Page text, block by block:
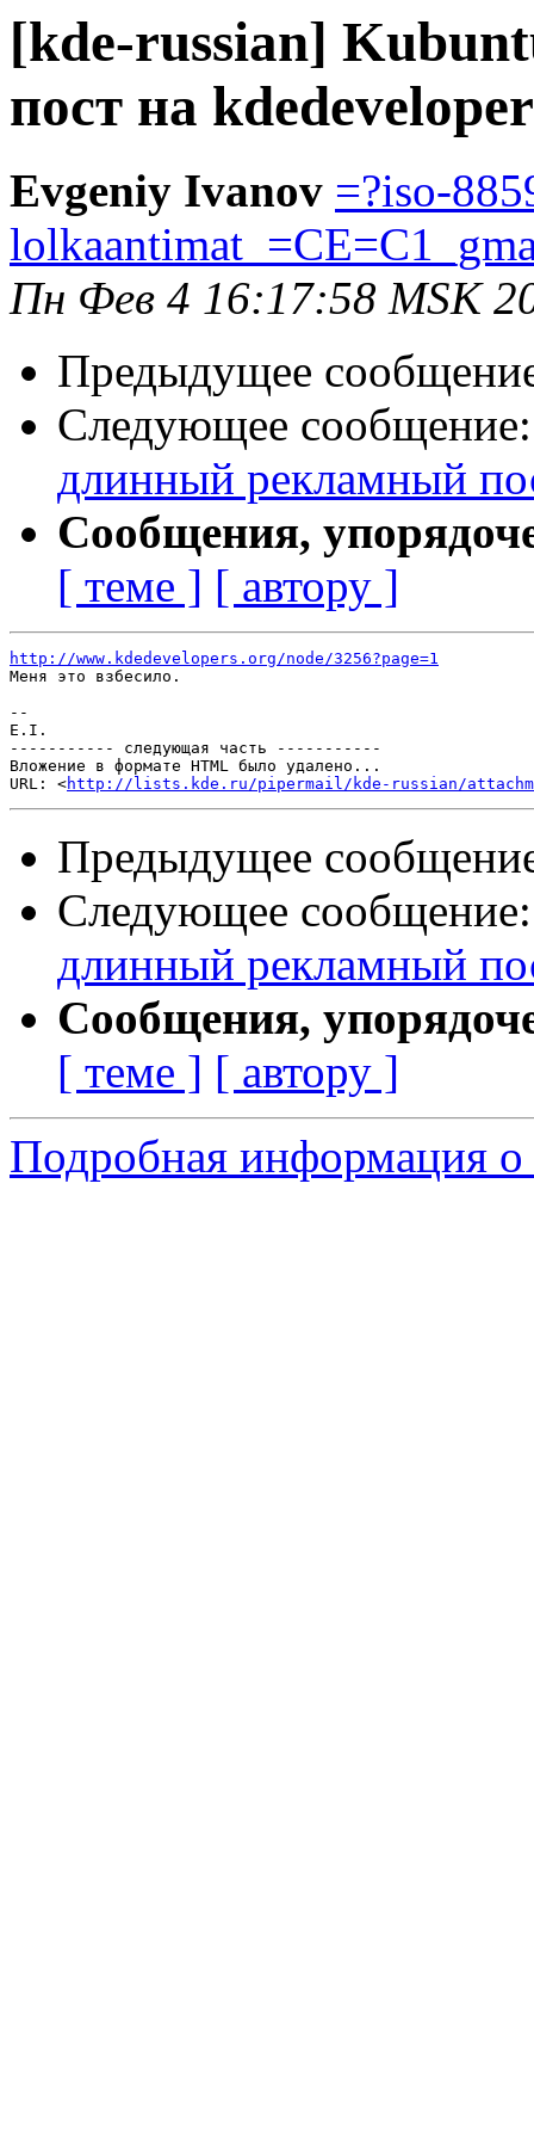
[kde-russian]
пост на
Evgeniy Ivanov =?iso-
Пн Фев 4 16:17:58 MSK
Предыдущее
Следующее
длинный рекламный
Сообщения,
[ теме ] [ автору ]
http://www.kdedevelopers.org/node/3256?page=1
Меня это взбесило.
--
E.I.
----------- следующая часть -----------
Вложение в формате HTML было удалено...
URL: <http://lists.kde.ru/pipermail/kde-russian/
Предыдущее
Следующее
длинный рекламный
Сообщения,
[ теме ] [ автору ]
Подробная информация о